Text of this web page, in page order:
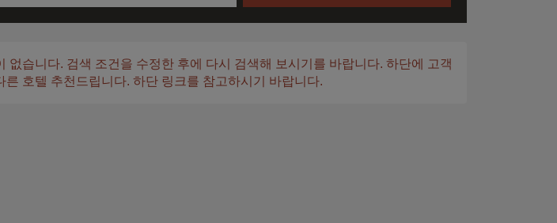
습니다. 검색 조건을 수정한 후에 다시 검색해 보시기를 바랍니다. 하단에 고객
호텔 추천드립니다. 하단 링크를 참고하시기 바랍니다.